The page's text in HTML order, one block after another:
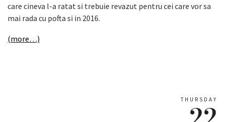
care cineva l-a ratat si trebuie revazut pentru cei care vor sa
mai rada cu pofta si in 2016.
(more…)
THURSDAY